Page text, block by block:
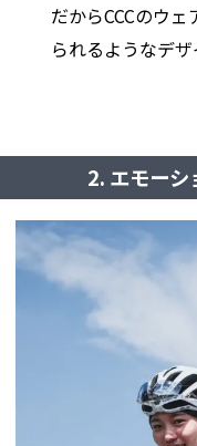
だからCCCのウ
られるようなデザ
2. エモー